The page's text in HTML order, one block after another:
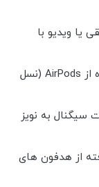
یا ویدیو با
صدای فضایی با ردیابی سر پویا هنگام استفاده از AirPods (نسل
سیگنال به نویز
از هدفون های